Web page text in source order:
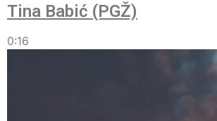
Tina Babić (PGŽ)
0:16